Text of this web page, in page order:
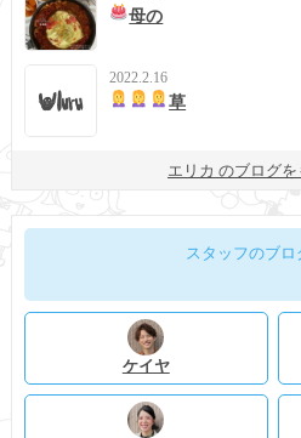
母の
2022.2.16
草
エリカ のブログ
スタッフのブロ
ケイヤ